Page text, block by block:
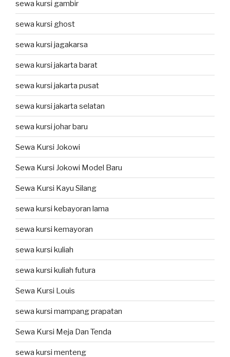
sewa kursi gambir
sewa kursi ghost
sewa kursi jagakarsa
sewa kursi jakarta barat
sewa kursi jakarta pusat
sewa kursi jakarta selatan
sewa kursi johar baru
Sewa Kursi Jokowi
Sewa Kursi Jokowi Model Baru
Sewa Kursi Kayu Silang
sewa kursi kebayoran lama
sewa kursi kemayoran
sewa kursi kuliah
sewa kursi kuliah futura
Sewa Kursi Louis
sewa kursi mampang prapatan
Sewa Kursi Meja Dan Tenda
sewa kursi menteng